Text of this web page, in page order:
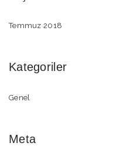
Temmuz 2018
Kategoriler
Genel
Meta